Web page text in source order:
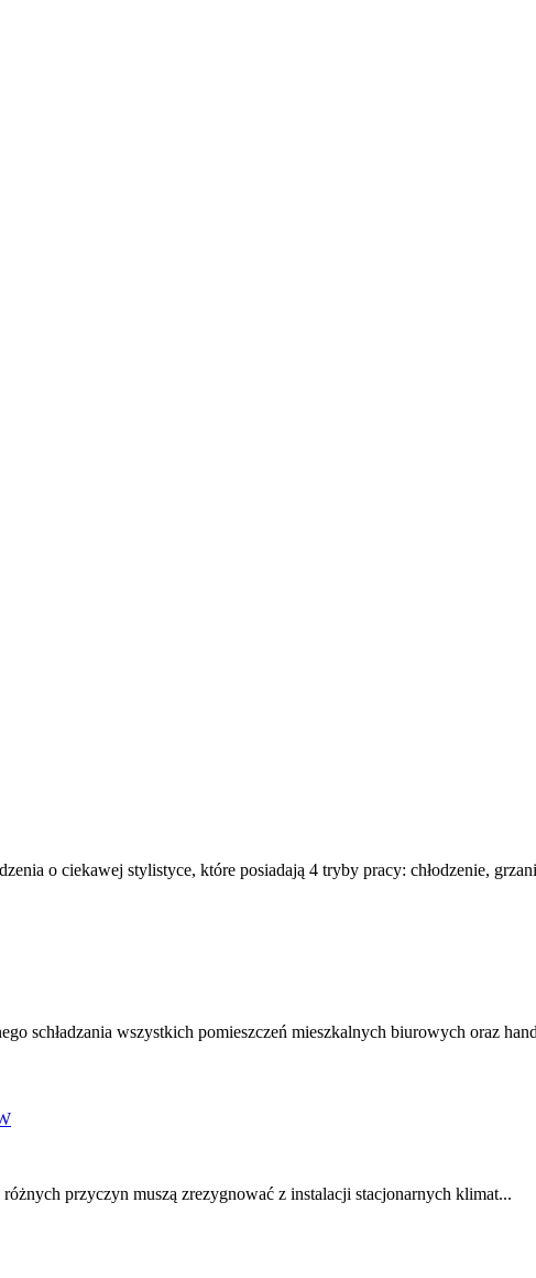
o ciekawej stylistyce, które posiadają 4 tryby pracy: chłodzenie,
schładzania wszystkich pomieszczeń mieszkalnych biurowych oraz
przyczyn muszą zrezygnować z instalacji stacjonarnych klimat...